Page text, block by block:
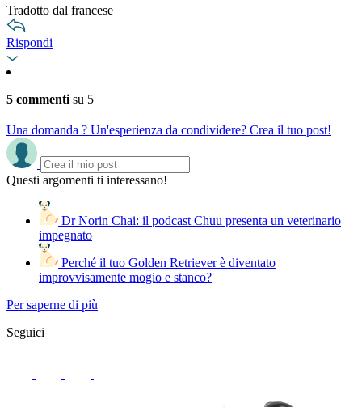
Tradotto dal francese
Rispondi
5 commenti su 5
Una domanda ? Un'esperienza da condividere? Crea il tuo post!
Questi argomenti ti interessano!
Dr Norin Chai: il podcast Chuu presenta un veterinario
impegnato
Perché il tuo Golden Retriever è diventato
improvvisamente mogio e stanco?
Per saperne di più
Seguici